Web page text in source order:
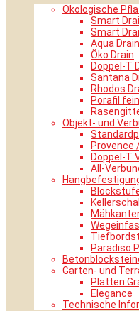
Ökologische
Smart
Smart
Aqua Drain
Öko Drain
Doppel-T
Santana
Rhodos
Porafil fein
Objekt- und
Provence
Doppel-T
All-
Paradiso
Garten- und
Platten
Elegance
Technische